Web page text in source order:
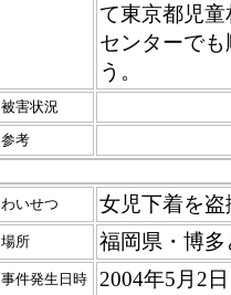
て東京都児
センターで
う。
被害状況
参考
わいせつ 女児下着を盗
場所 福岡県・博
事件発生日時 2004年5月2